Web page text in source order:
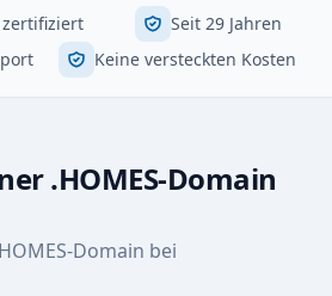
zertifiziert
Seit 29 Jahren
Keine versteckten Kosten
.HOMES-Domain
Domain bei